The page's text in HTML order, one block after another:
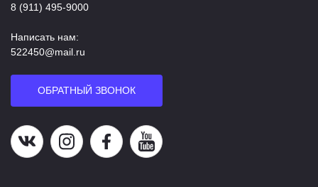
8 (911) 495-9000
Написать нам:
522450@mail.ru
ОБРАТНЫЙ ЗВОНОК
Наша группа в ВКНаша страница в Instagram
Наша группа в Facebook
Наш канал на YouTube